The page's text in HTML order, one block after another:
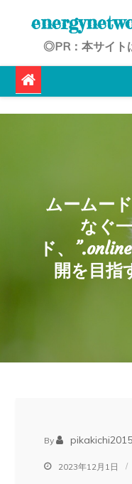
◎PR：本サイト
ムームー
なぐ
ド、
開を目指
By
2023年12月1日